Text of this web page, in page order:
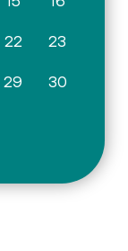
22
23
29
30